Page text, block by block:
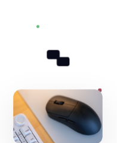
ブランド一覧
コラボレーション
会社概要
会社概要
メンバー
お問い合わせ